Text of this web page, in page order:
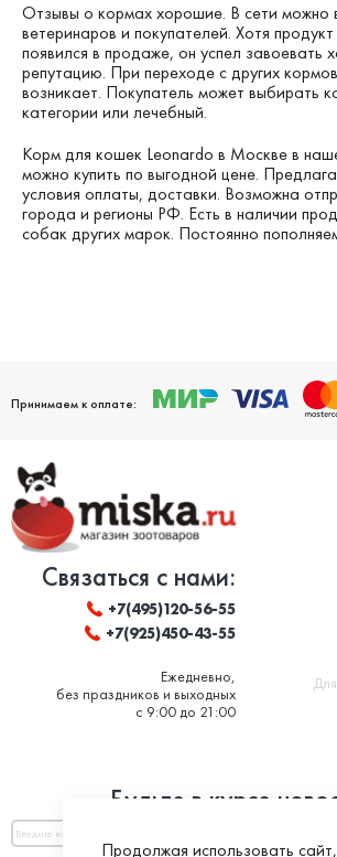
Отзывы о кормах хорошие. В сети можно
ветеринаров и покупателей. Хотя
появился в продаже, он успел завоевать
репутацию. При переходе с других
возникает. Покупатель может выбирать
категории или лечебный.
Корм для кошек Leonardo в Москве в
можно купить по выгодной цене.
условия оплаты, доставки. Возможна
города и регионы РФ. Есть в наличии
собак других марок. Постоянно
Принимаем к оплате:
Связаться с нами:
+7(495)120-56-55
+7(925)450-43-55
Ежедневно,
без праздников и выходных
с 9:00 до 21:00
Будьте в курсе
Продолжая использовать